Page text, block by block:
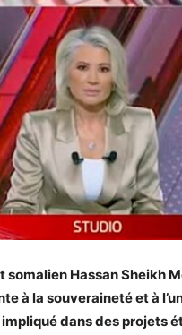
somalien Hassan Sheikh
à la souveraineté et à
dans des projets